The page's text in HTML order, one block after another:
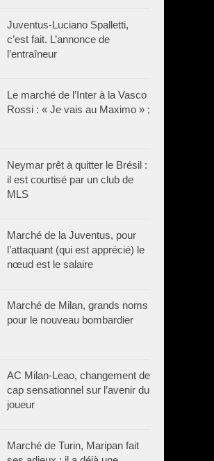
Juventus-Luciano Spalletti,
c’est fait. L’annonce de
l’entraîneur
Le marché de l’Inter à la Vasco
Rossi : « Je vais au Maximo » ;
Neymar prêt à quitter le Brésil :
il est courtisé par un club de
MLS
Marché de la Juventus, pour
l’attaquant (qui est apprécié) le
nœud est le salaire
Marché de Milan, grands noms
pour le nouveau bombardier
AC Milan-Leao, changement de
cap sensationnel sur l’avenir du
joueur
Marché de Turin, Maripan fait